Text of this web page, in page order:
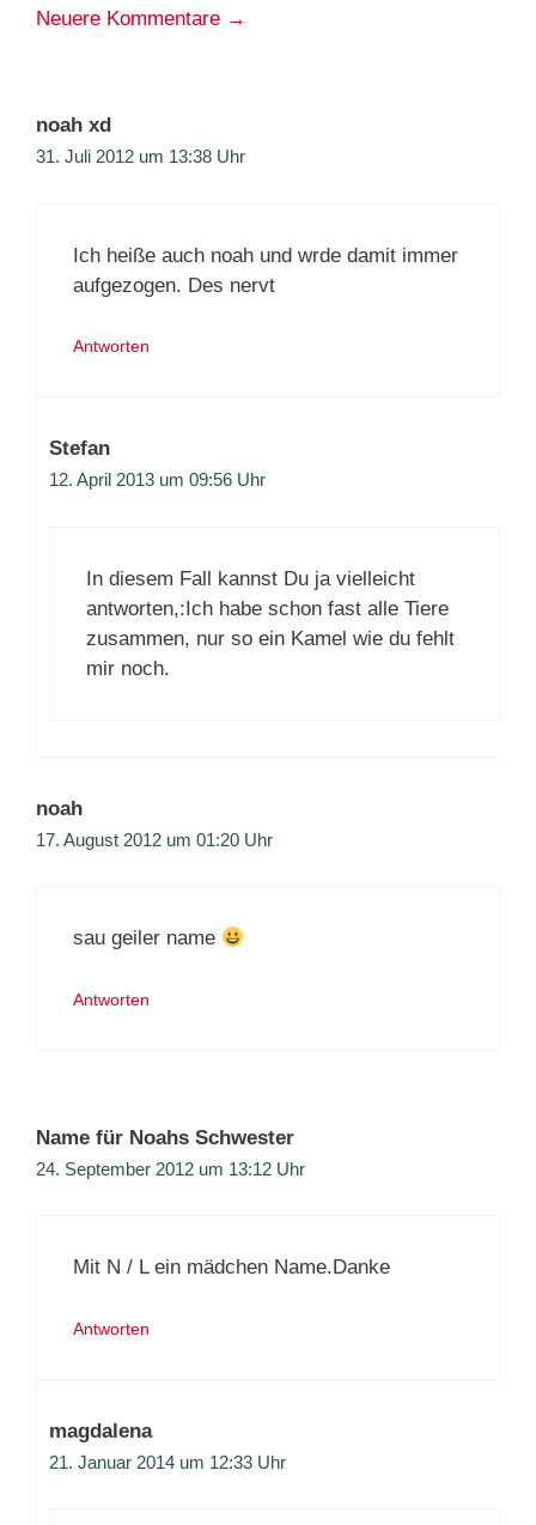
Neuere Kommentare →
noah xd
31. Juli 2012 um 13:38 Uhr
Ich heiße auch noah und wrde damit immer
aufgezogen. Des nervt
Antworten
Stefan
12. April 2013 um 09:56 Uhr
In diesem Fall kannst Du ja vielleicht
antworten,:Ich habe schon fast alle Tiere
zusammen, nur so ein Kamel wie du fehlt
mir noch.
noah
17. August 2012 um 01:20 Uhr
sau geiler name
Antworten
Name für Noahs Schwester
24. September 2012 um 13:12 Uhr
Mit N / L ein mädchen Name.Danke
Antworten
magdalena
21. Januar 2014 um 12:33 Uhr